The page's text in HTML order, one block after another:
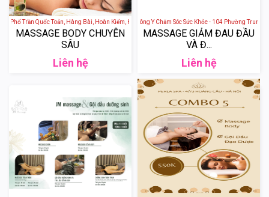
Phố Trần Quốc Toản, Hàng Bài, Hoàn Kiếm, Hà Nội, Việt Nam
MASSAGE BODY CHUYÊN
SÂU
Liên hệ
Hoa Mộc Tâm An - Spa Đông Y Chăm Sóc Sức Khỏe - 104 Phường Trung
MASSAGE GIẢM ĐAU ĐẦU
VÀ Đ...
Liên hệ